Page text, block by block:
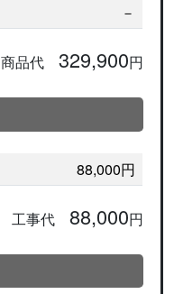
－
商品代 329,900円
88,000円
工事代 88,000円